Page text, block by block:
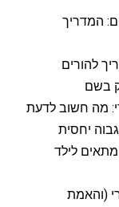
המדריך
להורים
בשם
מה חשוב לדעת
יחסית
מתאים לילד
(והאמת